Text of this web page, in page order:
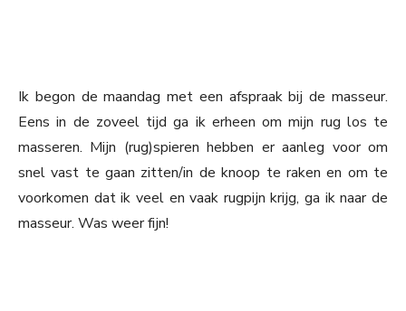
Ik begon de maandag met een afspraak bij de masseur.
Eens in de zoveel tijd ga ik erheen om mijn rug los te
masseren. Mijn (rug)spieren hebben er aanleg voor om
snel vast te gaan zitten/in de knoop te raken en om te
voorkomen dat ik veel en vaak rugpijn krijg, ga ik naar de
masseur. Was weer fijn!